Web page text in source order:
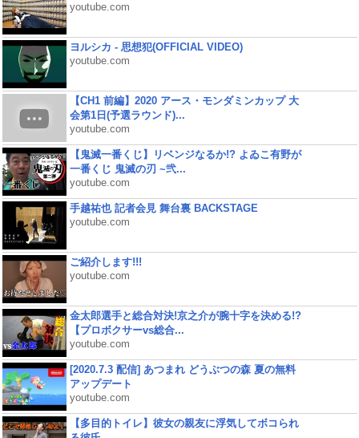
youtube.com
ヨルシカ - 思想犯(OFFICIAL VIDEO)
youtube.com
【CH1 前編】2020 アース・モンダミンカップ 大
会第1日(予選ラウンド)...
youtube.com
【鬼滅一番くじ】リベンジなるか!? よゐこ有野が
一番くじ 鬼滅の刃 ~弐...
youtube.com
手越祐也 記者会見 舞台裏 BACKSTAGE
youtube.com
ご紹介します!!!
youtube.com
金太郎選手と総合対決!京之介が腕十字を決める!?
【プロボクサーvs総合...
youtube.com
[2020.7.3 配信] あつまれ どうぶつの森 夏の無料
アップデート
youtube.com
【多目的トイレ】彼女の親友に浮気してボコられ